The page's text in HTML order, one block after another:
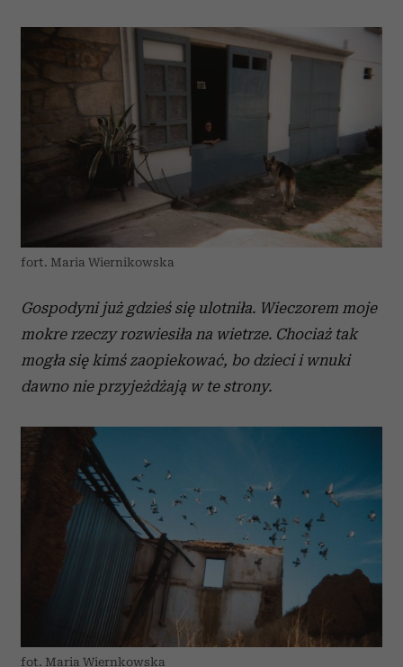
fort. Maria Wiernikowska
Gospodyni już gdzieś się ulotniła. Wieczorem moje
mokre rzeczy rozwiesiła na wietrze. Chociaż tak
mogła się kimś zaopiekować, bo dzieci i wnuki
dawno nie przyjeżdżają w te strony.
fot. Maria Wiernkowska